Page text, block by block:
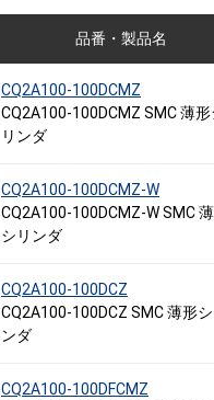
品番・製品名
CQ2A100-100DCMZ
CQ2A100-100DCMZ SMC 薄形
リンダ
CQ2A100-100DCMZ-W
CQ2A100-100DCMZ-W SMC
シリンダ
CQ2A100-100DCZ
CQ2A100-100DCZ SMC 薄形
ンダ
CQ2A100-100DFCMZ